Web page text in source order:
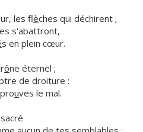
les flèches qui déchirent ;
s'abattront,
s en plein cœur.
ône éternel ;
de droiture :
uves le mal.